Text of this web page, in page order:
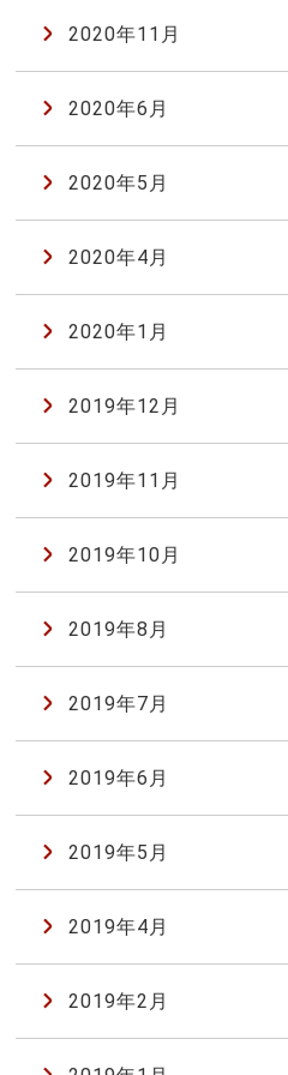
2020年11月
2020年6月
2020年5月
2020年4月
2020年1月
2019年12月
2019年11月
2019年10月
2019年8月
2019年7月
2019年6月
2019年5月
2019年4月
2019年2月